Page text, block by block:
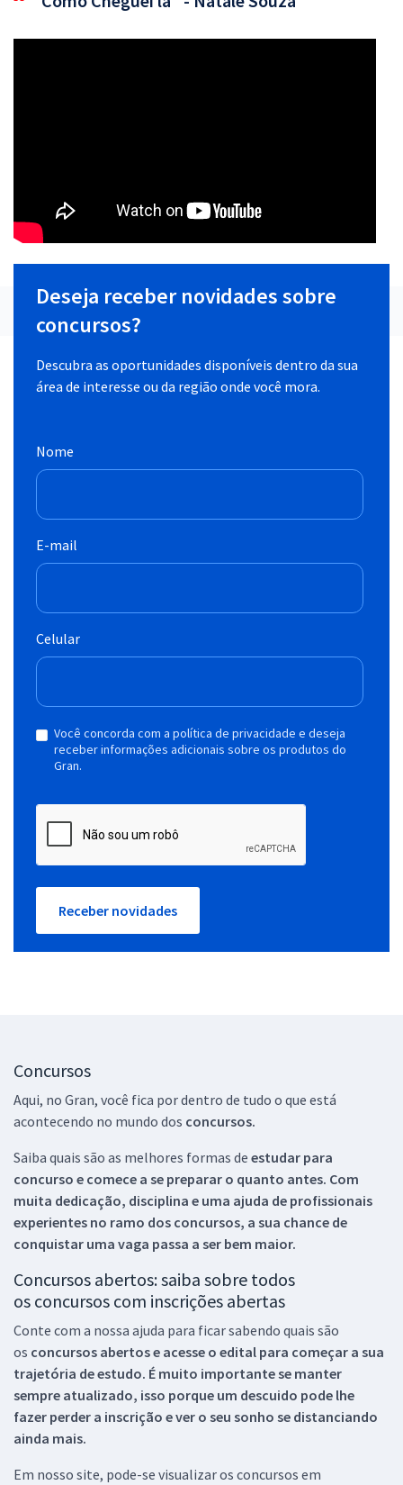
Deseja receber novidades sobre
concursos?
Descubra as oportunidades disponíveis dentro da sua
área de interesse ou da região onde você mora.
Nome
E-mail
Celular
Você concorda com a política de privacidade e deseja
receber informações adicionais sobre os produtos do
Gran.
Receber novidades
Concursos
Aqui, no Gran, você fica por dentro de tudo o que está
acontecendo no mundo dos concursos.
Saiba quais são as melhores formas de estudar para
concurso e comece a se preparar o quanto antes. Com
muita dedicação, disciplina e uma ajuda de profissionais
experientes no ramo dos concursos, a sua chance de
conquistar uma vaga passa a ser bem maior.
Concursos abertos: saiba sobre todos
os concursos com inscrições abertas
Conte com a nossa ajuda para ficar sabendo quais são
os concursos abertos e acesse o edital para começar a sua
trajetória de estudo. É muito importante se manter
sempre atualizado, isso porque um descuido pode lhe
fazer perder a inscrição e ver o seu sonho se distanciando
ainda mais.
Em nosso site, pode-se visualizar os concursos em